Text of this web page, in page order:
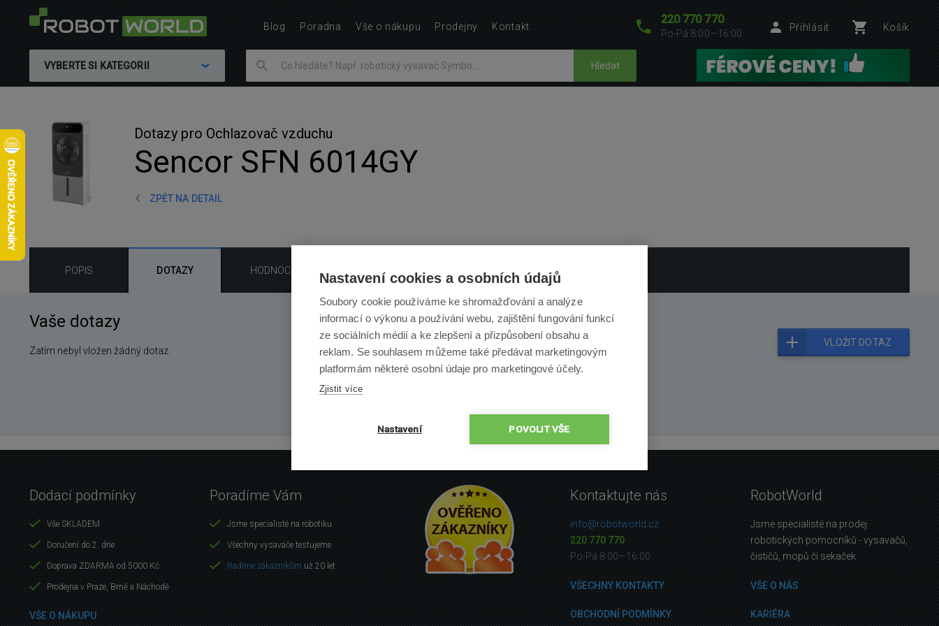
220 770 770
Po-Pá 8:00—16:00
Přihlásit Košík
VYBERTE SI KATEGORII Hledat
Dotazy pro Ochlazovač vzduchu
Sencor SFN 6014GY
ZPĚT NA DETAIL
POPIS DOTAZY HODNOCENÍ NÁVODY 1
Vaše dotazy
VLOŽIT DOTAZ
Zatím nebyl vložen žádný dotaz.
Blog Poradna Vše o nákupu Prodejny Kontakt
Dodací podmínky
Vše SKLADEM
Doručení do 2. dne
Doprava ZDARMA od 5000 Kč
Prodejna v Praze, Brně a Náchodě
VŠE O NÁKUPU
Poradíme Vám
Jsme specialisté na robotiku
Všechny vysavače testujeme
Radíme zákazníkům už 20 let
Kontaktujte nás
info@robotworld.cz
220 770 770
Po-Pá 8:00—16:00
VŠECHNY KONTAKTY
OBCHODNÍ PODMÍNKY
RobotWorld
Jsme specialisté na prodej
robotických pomocníků - vysavačů,
čističů, mopů či sekaček
VŠE O NÁS
KARIÉRA
Nastavení cookies a osobních údajů
Soubory cookie používáme ke shromažďování a analýze
informací o výkonu a používání webu, zajištění fungování funkcí
ze sociálních médií a ke zlepšení a přizpůsobení obsahu a
reklam. Se souhlasem můžeme také předávat marketingovým
platformám některé osobní údaje pro marketingové účely.
Zjistit více
Nastavení POVOLIT VŠE